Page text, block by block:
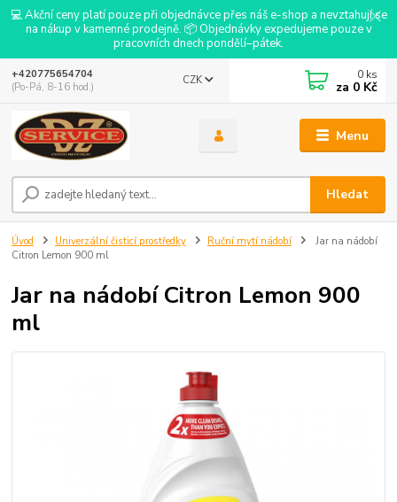
💻 Akční ceny platí pouze při objednávce přes náš e-shop a nevztahují se
na nákup v kamenné prodejně. 📦 Objednávky expedujeme pouze v
pracovních dnech pondělí–pátek.
Menu
CZK
Hledat
+420775654704
(Po-Pá, 8-16 hod.)
0 ks
za 0 Kč
Úvod Univerzální čisticí prostředky Ruční mytí nádobí
Jar na nádobí
Citron Lemon 900 ml
Jar na nádobí Citron Lemon 900
ml